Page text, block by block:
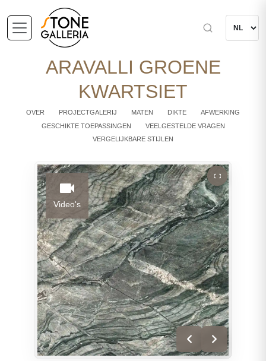
ARAVALLI GROENE
KWARTSIET
OVER PROJECTGALERIJ MATEN DIKTE
AFWERKING
GESCHIKTE TOEPASSINGEN
VEELGESTELDE VRAGEN
VERGELIJKBARE STIJLEN
Video's